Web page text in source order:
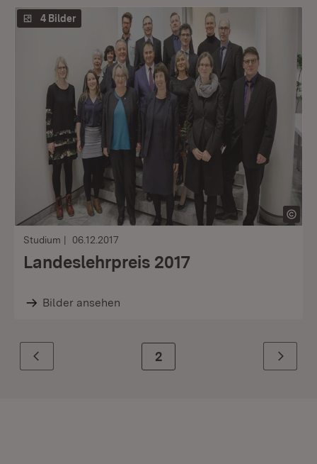
4 Bilder
Studium 06.12.2017
Landeslehrpreis 2017
Bilder ansehen
Zurück Zur Seite
2 Weiter